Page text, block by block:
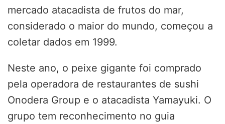
mercado atacadista de frutos do mar,
considerado o maior do mundo, começou a
coletar dados em 1999.
Neste ano, o peixe gigante foi comprado
pela operadora de restaurantes de sushi
Onodera Group e o atacadista Yamayuki. O
grupo tem reconhecimento no guia